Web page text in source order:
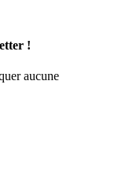
!
aucune